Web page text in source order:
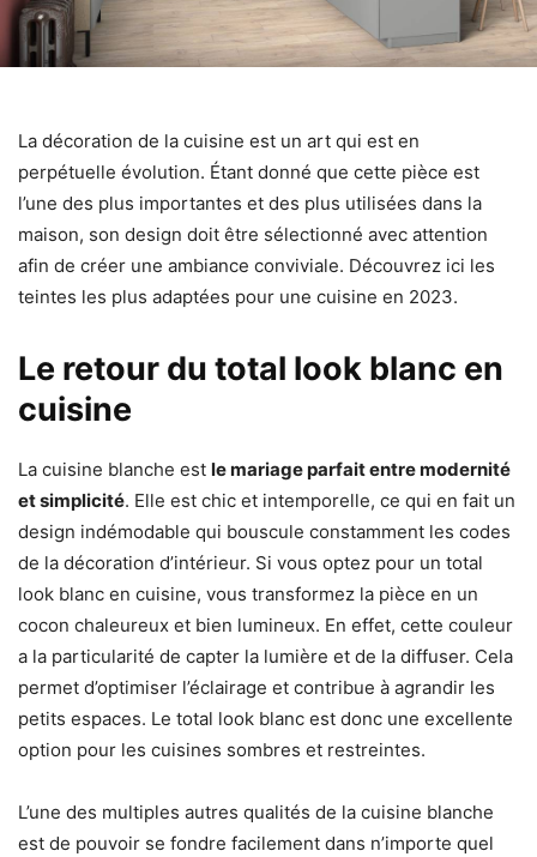
La décoration de la cuisine est un art qui est en
perpétuelle évolution. Étant donné que cette pièce est
l’une des plus importantes et des plus utilisées dans la
maison, son design doit être sélectionné avec attention
afin de créer une ambiance conviviale. Découvrez ici les
teintes les plus adaptées pour une cuisine en 2023.
Le retour du total look blanc en
cuisine
La cuisine blanche est le mariage parfait entre modernité
et simplicité. Elle est chic et intemporelle, ce qui en fait un
design indémodable qui bouscule constamment les codes
de la décoration d’intérieur. Si vous optez pour un total
look blanc en cuisine, vous transformez la pièce en un
cocon chaleureux et bien lumineux. En effet, cette couleur
a la particularité de capter la lumière et de la diffuser. Cela
permet d’optimiser l’éclairage et contribue à agrandir les
petits espaces. Le total look blanc est donc une excellente
option pour les cuisines sombres et restreintes.
L’une des multiples autres qualités de la cuisine blanche
est de pouvoir se fondre facilement dans n’importe quel